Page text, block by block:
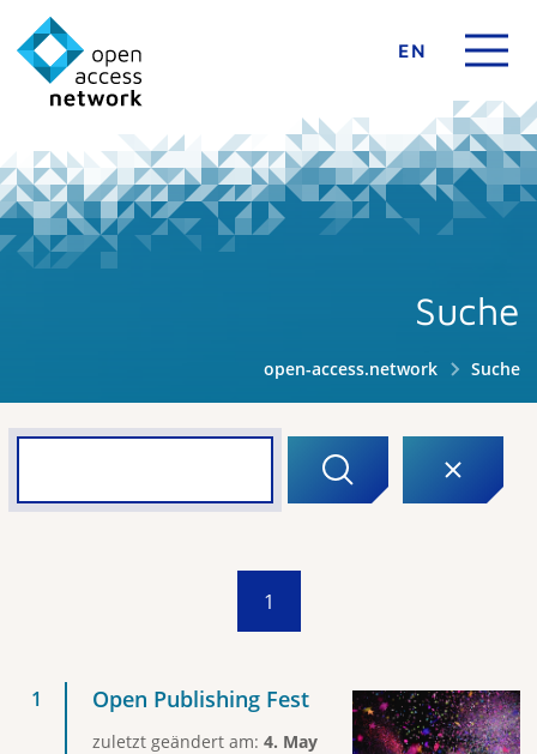
EN
Suche
open-access.network Suche
1
Open Publishing Fest
zuletzt geändert am: 4. May